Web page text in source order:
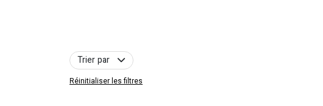
Trier par
Réinitialiser les filtres